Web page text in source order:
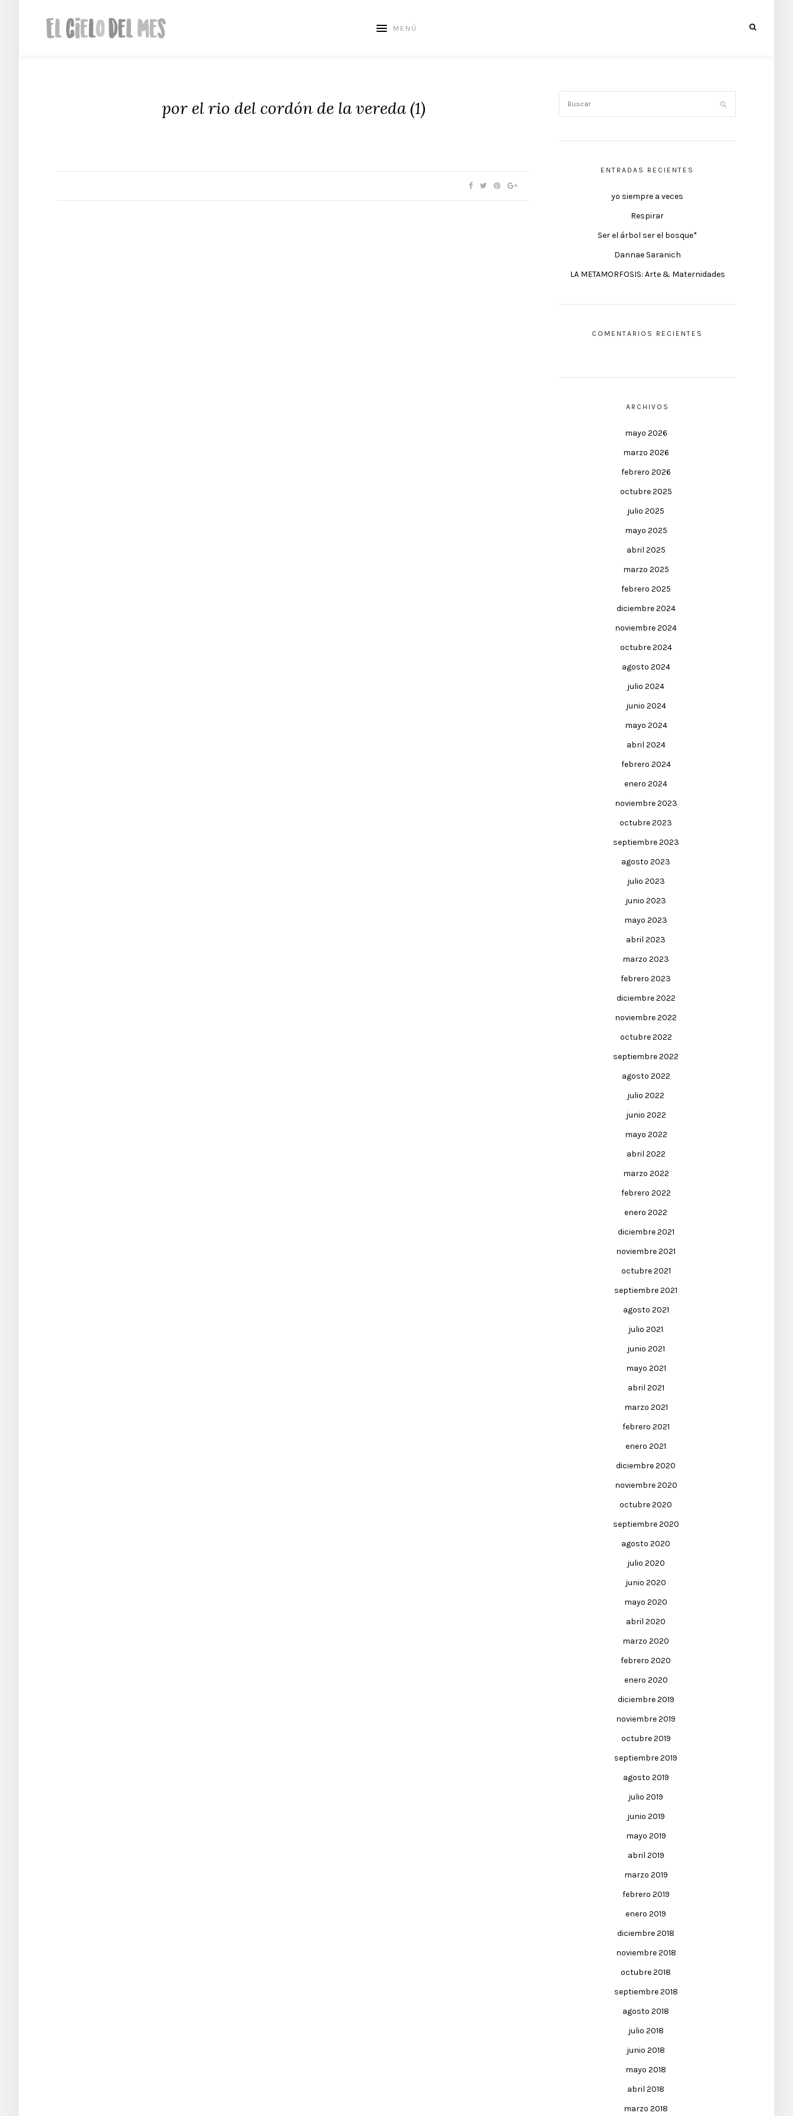
MENÚ
por el rio del cordón de la vereda (1)
ENTRADAS RECIENTES
yo siempre a veces
Respirar
Ser el árbol ser el bosque*
Dannae Saranich
LA METAMORFOSIS: Arte & Maternidades
COMENTARIOS RECIENTES
ARCHIVOS
mayo 2026
marzo 2026
febrero 2026
octubre 2025
julio 2025
mayo 2025
abril 2025
marzo 2025
febrero 2025
diciembre 2024
noviembre 2024
octubre 2024
agosto 2024
julio 2024
junio 2024
mayo 2024
abril 2024
febrero 2024
enero 2024
noviembre 2023
octubre 2023
septiembre 2023
agosto 2023
julio 2023
junio 2023
mayo 2023
abril 2023
marzo 2023
febrero 2023
diciembre 2022
noviembre 2022
octubre 2022
septiembre 2022
agosto 2022
julio 2022
junio 2022
mayo 2022
abril 2022
marzo 2022
febrero 2022
enero 2022
diciembre 2021
noviembre 2021
octubre 2021
septiembre 2021
agosto 2021
julio 2021
junio 2021
mayo 2021
abril 2021
marzo 2021
febrero 2021
enero 2021
diciembre 2020
noviembre 2020
octubre 2020
septiembre 2020
agosto 2020
julio 2020
junio 2020
mayo 2020
abril 2020
marzo 2020
febrero 2020
enero 2020
diciembre 2019
noviembre 2019
octubre 2019
septiembre 2019
agosto 2019
julio 2019
junio 2019
mayo 2019
abril 2019
marzo 2019
febrero 2019
enero 2019
diciembre 2018
noviembre 2018
octubre 2018
septiembre 2018
agosto 2018
julio 2018
junio 2018
mayo 2018
abril 2018
marzo 2018